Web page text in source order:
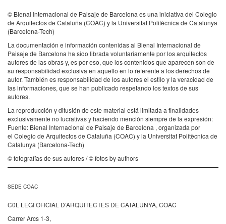
© Bienal Internacional de Paisaje de Barcelona es una iniciativa del Colegio
de Arquitectos de Cataluña (COAC) y la Universitat Politècnica de Catalunya
(Barcelona-Tech)
La documentación e información contenidas al Bienal Internacional de
Paisaje de Barcelona ha sido librada voluntariamente por los arquitectos
autores de las obras y, es por eso, que los contenidos que aparecen son de
su responsabilidad exclusiva en aquello en lo referente a los derechos de
autor. También es responsabilidad de los autores el estilo y la veracidad de
las informaciones, que se han publicado respetando los textos de sus
autores.
La reproducción y difusión de este material está limitada a finalidades
exclusivamente no lucrativas y haciendo mención siempre de la expresión:
Fuente: Bienal Internacional de Paisaje de Barcelona , organizada por
el Colegio de Arquitectos de Cataluña (COAC) y la Universitat Politècnica de
Catalunya (Barcelona-Tech)
© fotografías de sus autores / © fotos by authors
SEDE COAC
C0L·LEGI OFICIAL D’ARQUITECTES DE CATALUNYA, COAC
Carrer Arcs 1-3,